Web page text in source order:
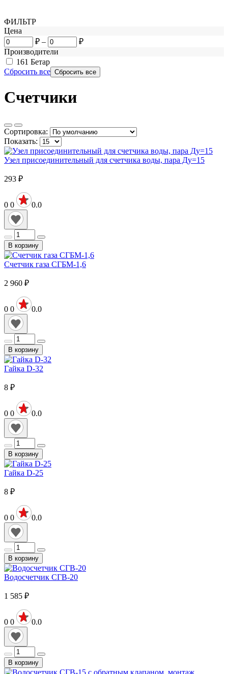
ФИЛЬТР
Цена
₽ –
₽
Производители
161 Бетар
Сбросить все
Счетчики
Сортировка:
Показать:
Узел присоединительный для счетчика воды, пара Ду=15
293 ₽
0 0 0.0
В корзину
Счетчик газа СГБМ-1,6
2 960 ₽
0 0 0.0
В корзину
Гайка D-32
8 ₽
0 0 0.0
В корзину
Гайка D-25
8 ₽
0 0 0.0
В корзину
Водосчетчик СГВ-20
1 585 ₽
0 0 0.0
В корзину